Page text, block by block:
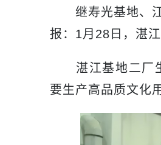
继寿光基地、江
报：1月28日，湛
湛江基地二厂生
要生产高品质文化